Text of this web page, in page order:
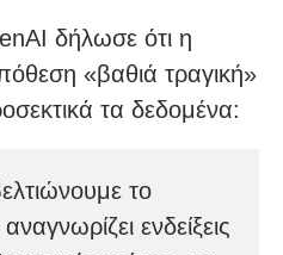
δήλωσε ότι η
«βαθιά τραγική»
τα δεδομένα:
το
ενδείξεις